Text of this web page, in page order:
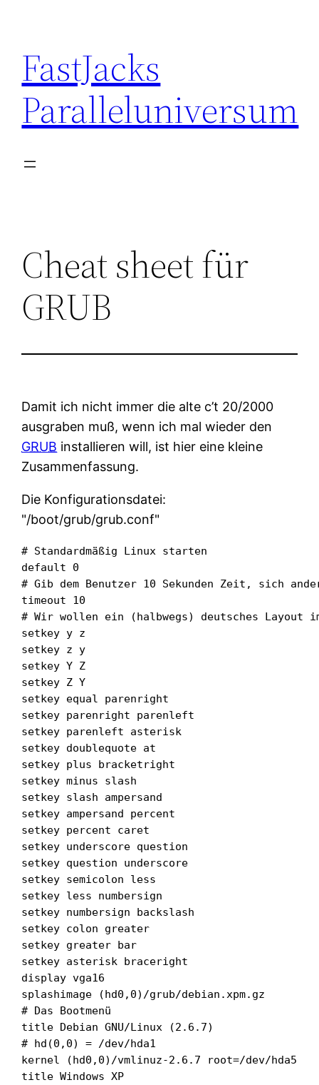
content
FastJacks
Paralleluniversum
Cheat sheet für
GRUB
Damit ich nicht immer die alte c’t 20/2000
ausgraben muß, wenn ich mal wieder den
GRUB installieren will, ist hier eine kleine
Zusammenfassung.
Die Konfigurationsdatei:
/boot/grub/grub.conf
# Standardmäßig Linux starten
default 0
# Gib dem Benutzer 10 Sekunden Zeit, sich
timeout 10
# Wir wollen ein (halbwegs) deutsches Layout
setkey y z
setkey z y
setkey Y Z
setkey Z Y
setkey equal parenright
setkey parenright parenleft
setkey parenleft asterisk
setkey doublequote at
setkey plus bracketright
setkey minus slash
setkey slash ampersand
setkey ampersand percent
setkey percent caret
setkey underscore question
setkey question underscore
setkey semicolon less
setkey less numbersign
setkey numbersign backslash
setkey colon greater
setkey greater bar
setkey asterisk braceright
display vga16
splashimage (hd0,0)/grub/debian.xpm.gz
# Das Bootmenü
title Debian GNU/Linux (2.6.7)
# hd(0,0) = /dev/hda1
kernel (hd0,0)/vmlinuz-2.6.7 root=/dev/hda5
title Windows XP